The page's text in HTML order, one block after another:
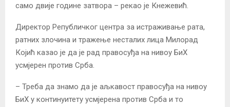
само двије године затвора – рекао је Кнежевић.
Директор Републичког центра за истраживање рата,
ратних злочина и тражење несталих лица Милорад
Којић казао је да је рад правосуђа на нивоу БиХ
усмјерен против Срба.
– Треба да знамо да је аљкавост правосуђа на нивоу
БиХ у континуитету усмјерена против Срба и то